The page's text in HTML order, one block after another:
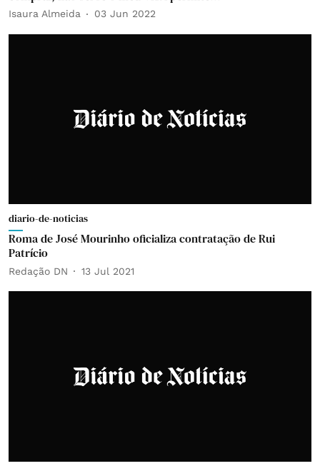
Isaura Almeida 03 Jun 2022
diario-de-noticias
Roma de José Mourinho oficializa contratação de Rui
Patrício
Redação DN 13 Jul 2021